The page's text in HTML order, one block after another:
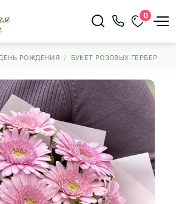
0
РОЖДЕНИЯ БУКЕТ РОЗОВЫХ ГЕРБЕР